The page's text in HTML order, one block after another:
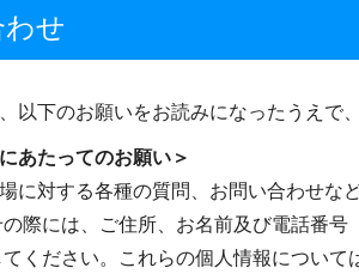
せ
以下のお願いをお読みになったうえで
あたってのお願い＞
に対する各種の質問、お問い合わせな
際には、ご住所、お名前及び電話番号
ください。これらの個人情報について